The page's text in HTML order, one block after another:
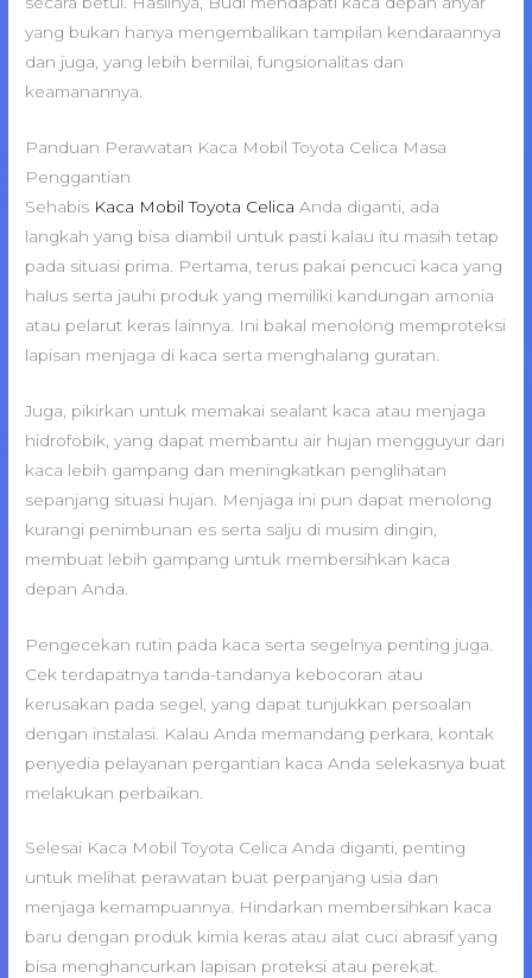
yang bukan hanya mengembalikan tampilan kendaraannya
dan juga, yang lebih bernilai, fungsionalitas dan
keamanannya.
Panduan Perawatan Kaca Mobil Toyota Celica Masa
Penggantian
Sehabis Kaca Mobil Toyota Celica Anda diganti, ada
langkah yang bisa diambil untuk pasti kalau itu masih tetap
pada situasi prima. Pertama, terus pakai pencuci kaca yang
halus serta jauhi produk yang memiliki kandungan amonia
atau pelarut keras lainnya. Ini bakal menolong memproteksi
lapisan menjaga di kaca serta menghalang guratan.
Juga, pikirkan untuk memakai sealant kaca atau menjaga
hidrofobik, yang dapat membantu air hujan mengguyur dari
kaca lebih gampang dan meningkatkan penglihatan
sepanjang situasi hujan. Menjaga ini pun dapat menolong
kurangi penimbunan es serta salju di musim dingin,
membuat lebih gampang untuk membersihkan kaca
depan Anda.
Pengecekan rutin pada kaca serta segelnya penting juga.
Cek terdapatnya tanda-tandanya kebocoran atau
kerusakan pada segel, yang dapat tunjukkan persoalan
dengan instalasi. Kalau Anda memandang perkara, kontak
penyedia pelayanan pergantian kaca Anda selekasnya buat
melakukan perbaikan.
Selesai Kaca Mobil Toyota Celica Anda diganti, penting
untuk melihat perawatan buat perpanjang usia dan
menjaga kemampuannya. Hindarkan membersihkan kaca
baru dengan produk kimia keras atau alat cuci abrasif yang
bisa menghancurkan lapisan proteksi atau perekat.